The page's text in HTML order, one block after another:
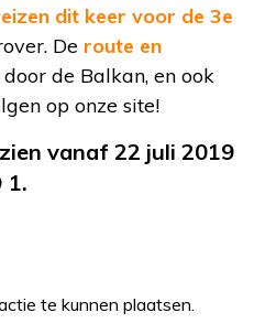
dit keer voor de 3e
De route en
de Balkan, en ook
op onze site!
vanaf 22 juli 2019
1.
te kunnen plaatsen.